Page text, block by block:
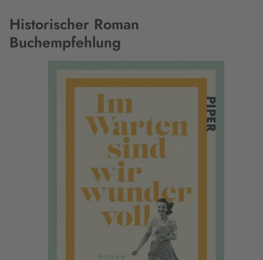
Historischer Roman
Buchempfehlung